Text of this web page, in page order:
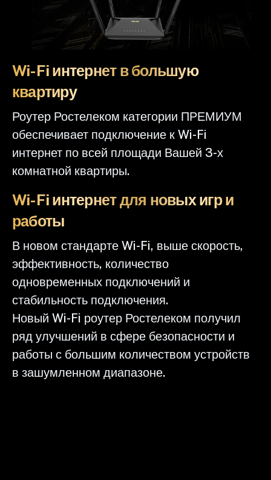
Wi-Fi интернет в большую
квартиру
Роутер Ростелеком категории ПРЕМИУМ
обеспечивает подключение к Wi-Fi
интернет по всей площади Вашей 3-х
комнатной квартиры.
Wi-Fi интернет для новых игр и
работы
В новом стандарте Wi-Fi, выше скорость,
эффективность, количество
одновременных подключений и
стабильность подключения.
Новый Wi-Fi роутер Ростелеком получил
ряд улучшений в сфере безопасности и
работы с большим количеством устройств
в зашумленном диапазоне.